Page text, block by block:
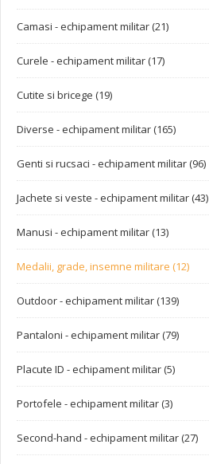
Camasi - echipament militar (21)
Curele - echipament militar (17)
Cutite si bricege (19)
Diverse - echipament militar (165)
Genti si rucsaci - echipament militar (96)
Jachete si veste - echipament militar (43)
Manusi - echipament militar (13)
Medalii, grade, insemne militare (12)
Outdoor - echipament militar (139)
Pantaloni - echipament militar (79)
Placute ID - echipament militar (5)
Portofele - echipament militar (3)
Second-hand - echipament militar (27)